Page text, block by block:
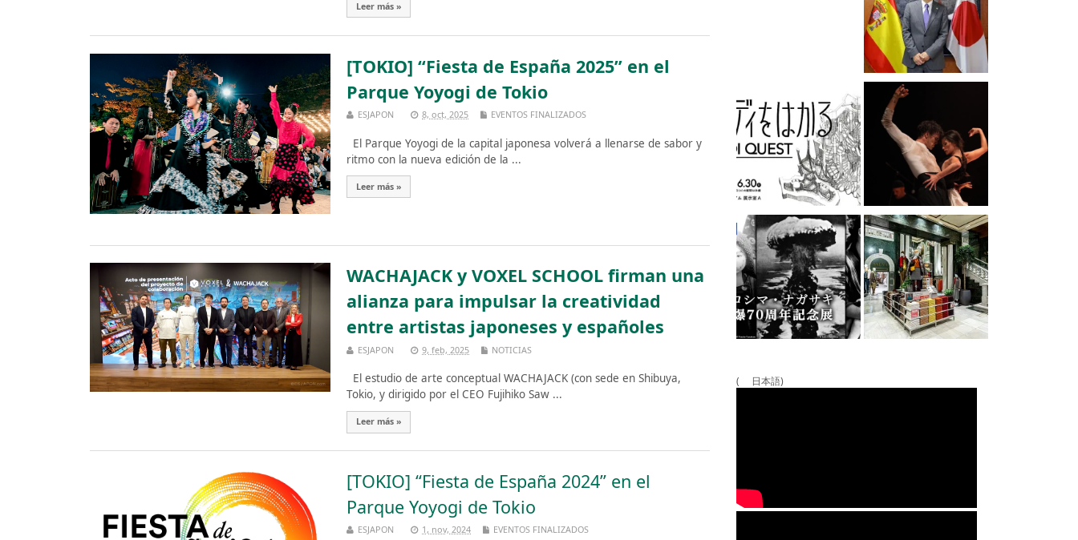
Leer más »
[TOKIO] “Fiesta de España 2025” en el
Parque Yoyogi de Tokio
ESJAPON 8, oct, 2025 EVENTOS FINALIZADOS
El Parque Yoyogi de la capital japonesa volverá a llenarse de sabor y
ritmo con la nueva edición de la ...
Leer más »
WACHAJACK y VOXEL SCHOOL firman una
alianza para impulsar la creatividad
entre artistas japoneses y españoles
ESJAPON 9, feb, 2025 NOTICIAS
El estudio de arte conceptual WACHAJACK (con sede en Shibuya,
Tokio, y dirigido por el CEO Fujihiko Saw ...
Leer más »
[TOKIO] “Fiesta de España 2024” en el
Parque Yoyogi de Tokio
ESJAPON 1, nov, 2024 EVENTOS FINALIZADOS
( 日本語)